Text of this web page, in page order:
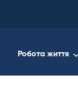
Робота життя